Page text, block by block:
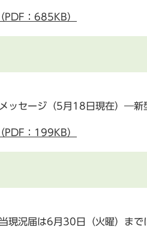
PDF：685KB）
ッセージ（5月18日現在）―新
PDF：199KB）
現況届は6月30日（火曜）ま